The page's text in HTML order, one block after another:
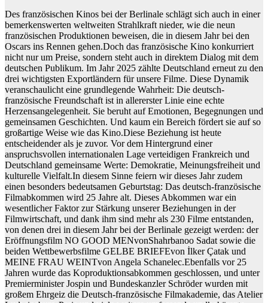
Des französischen Kinos bei der Berlinale schlägt sich auch in einer
bemerkenswerten weltweiten Strahlkraft nieder, wie die neun
französischen Produktionen beweisen, die in diesem Jahr bei den
Oscars ins Rennen gehen.Doch das französische Kino konkurriert
nicht nur um Preise, sondern steht auch in direktem Dialog mit dem
deutschen Publikum. Im Jahr 2025 zählte Deutschland erneut zu den
drei wichtigsten Exportländern für unsere Filme. Diese Dynamik
veranschaulicht eine grundlegende Wahrheit: Die deutsch-
französische Freundschaft ist in allererster Linie eine echte
Herzensangelegenheit. Sie beruht auf Emotionen, Begegnungen und
gemeinsamen Geschichten. Und kaum ein Bereich fördert sie auf so
großartige Weise wie das Kino.Diese Beziehung ist heute
entscheidender als je zuvor. Vor dem Hintergrund einer
anspruchsvollen internationalen Lage verteidigen Frankreich und
Deutschland gemeinsame Werte: Demokratie, Meinungsfreiheit und
kulturelle Vielfalt.In diesem Sinne feiern wir dieses Jahr zudem
einen besonders bedeutsamen Geburtstag: Das deutsch-französische
Filmabkommen wird 25 Jahre alt. Dieses Abkommen war ein
wesentlicher Faktor zur Stärkung unserer Beziehungen in der
Filmwirtschaft, und dank ihm sind mehr als 230 Filme entstanden,
von denen drei in diesem Jahr bei der Berlinale gezeigt werden: der
Eröffnungsfilm NO GOOD MENvonShahrbanoo Sadat sowie die
beiden Wettbewerbsfilme GELBE BRIEFEvon İlker Çatak und
MEINE FRAU WEINTvon Angela Schanelec.Ebenfalls vor 25
Jahren wurde das Koproduktionsabkommen geschlossen, und unter
Premierminister Jospin und Bundeskanzler Schröder wurden mit
großem Ehrgeiz die Deutsch-französische Filmakademie, das Atelier